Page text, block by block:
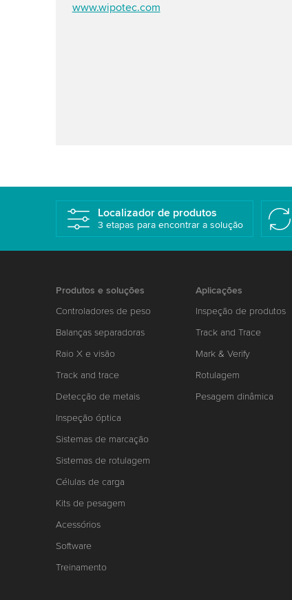
www.wipotec.com
Localizador de produtos
3 etapas para encontrar a solução
Produtos e soluções
Controladores de peso
Balanças separadoras
Raio X e visão
Track and trace
Detecção de metais
Inspeção óptica
Sistemas de marcação
Sistemas de rotulagem
Células de carga
Kits de pesagem
Acessórios
Software
Treinamento
Aplicações
Inspeção de produtos
Track and Trace
Mark & Verify
Rotulagem
Pesagem dinâmica